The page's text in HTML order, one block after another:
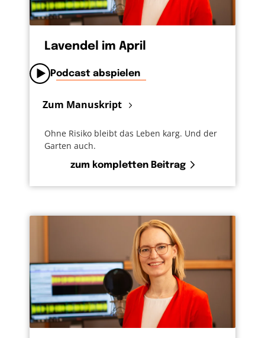
Lavendel im April
Podcast abspielen
Zum Manuskript
Ohne Risiko bleibt das Leben karg. Und der
Garten auch.
zum kompletten Beitrag